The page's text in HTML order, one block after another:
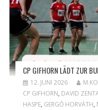
CP GIFHORN LÄDT ZUR
12. JUNI 2026
CP GIFHORN, DAVID
HASPE, GERGŐ HORVÁTH,